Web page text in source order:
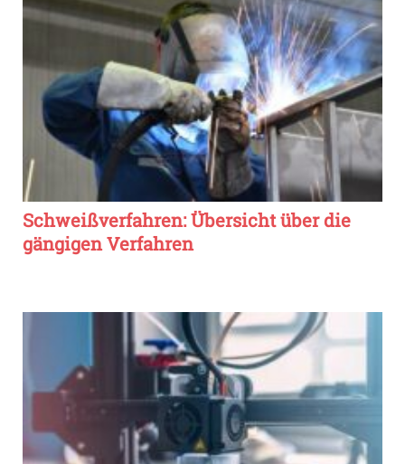
Schweißverfahren: Übersicht über die
gängigen Verfahren